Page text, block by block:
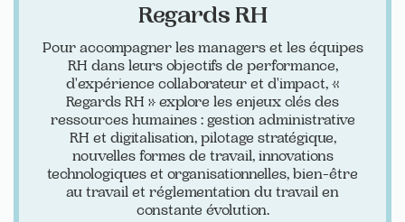
Regards RH
Pour accompagner les managers et les équipes
RH dans leurs objectifs de performance,
d'expérience collaborateur et d'impact, «
Regards RH » explore les enjeux clés des
ressources humaines : gestion administrative
RH et digitalisation, pilotage stratégique,
nouvelles formes de travail, innovations
technologiques et organisationnelles, bien-être
au travail et réglementation du travail en
constante évolution.